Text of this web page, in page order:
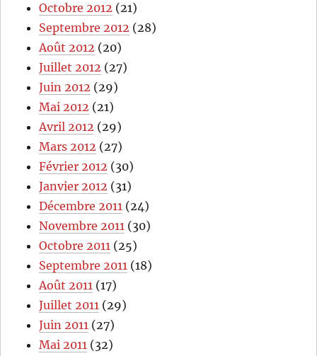
Octobre 2012 (21)
Septembre 2012 (28)
Août 2012 (20)
Juillet 2012 (27)
Juin 2012 (29)
Mai 2012 (21)
Avril 2012 (29)
Mars 2012 (27)
Février 2012 (30)
Janvier 2012 (31)
Décembre 2011 (24)
Novembre 2011 (30)
Octobre 2011 (25)
Septembre 2011 (18)
Août 2011 (17)
Juillet 2011 (29)
Juin 2011 (27)
Mai 2011 (32)